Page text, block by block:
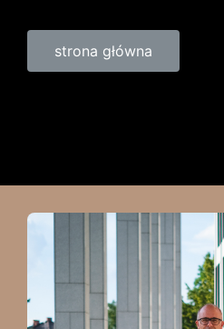
strona główna